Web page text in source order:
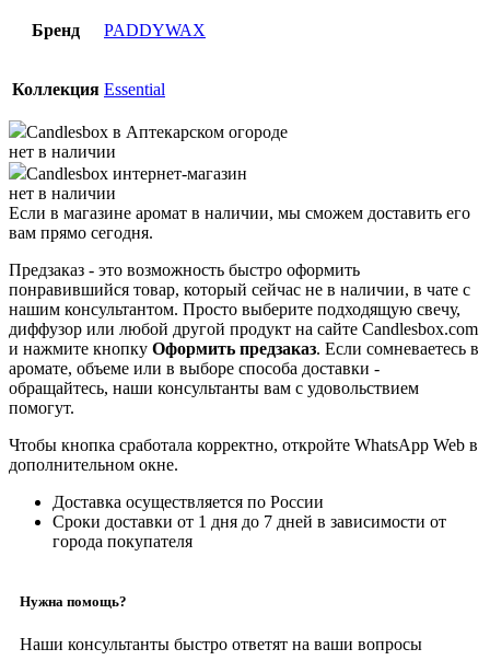
Бренд PADDYWAX
Коллекция Essential
Candlesbox в Аптекарском огороде
нет в наличии
Candlesbox интернет-магазин
нет в наличии
Если в магазине аромат в наличии, мы сможем доставить его
вам прямо сегодня.
Предзаказ - это возможность быстро оформить
понравившийся товар, который сейчас не в наличии, в чате с
нашим консультантом. Просто выберите подходящую свечу,
диффузор или любой другой продукт на сайте Candlesbox.com
и нажмите кнопку Оформить предзаказ. Если сомневаетесь в
аромате, объеме или в выборе способа доставки -
обращайтесь, наши консультанты вам с удовольствием
помогут.
Чтобы кнопка сработала корректно, откройте WhatsApp Web в
дополнительном окне.
Доставка осуществляется по России
Сроки доставки от 1 дня до 7 дней в зависимости от
города покупателя
Нужна помощь?
Наши консультанты быстро ответят на ваши вопросы